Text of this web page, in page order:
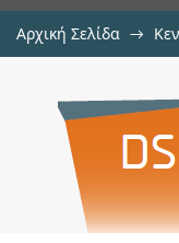
Αρχική Σελίδα →
Έλεγχος
Τεχνικές